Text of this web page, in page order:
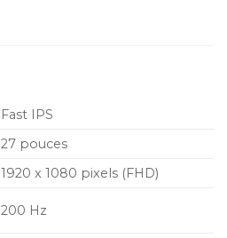
Fast IPS
27 pouces
1920 x 1080 pixels (FHD)
200 Hz